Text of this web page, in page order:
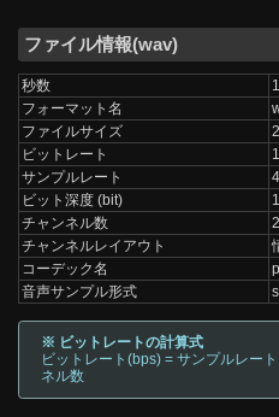
ファイル情報(wav)
秒数
フォーマット名
ファイルサイズ
ビットレート
サンプルレート
ビット深度 (bit)
チャンネル数
2
チャンネルレイアウト
コーデック名
音声サンプル形式
※ ビットレートの計算式
ビットレート(bps) = サンプルレー
ネル数